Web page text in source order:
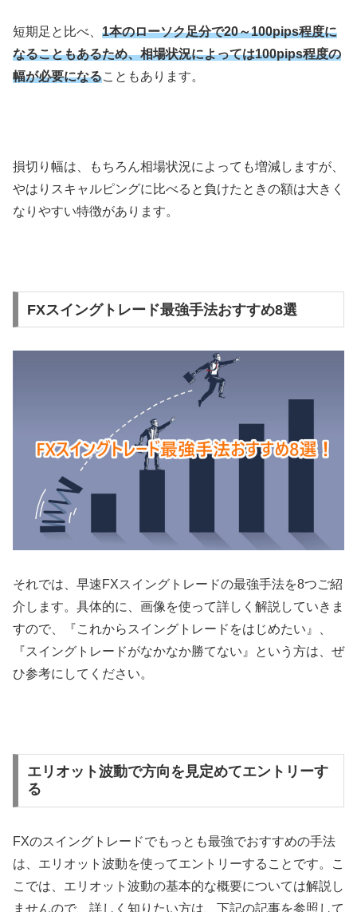
短期足と比べ、 1本のローソク足分で20～100pips程度に
なることもあるため、相場状況によっては100pips程度の
幅が必要になることもあります。
損切り幅は、もちろん相場状況によっても増減しますが、
やはりスキャルピングに比べると負けたときの額は大きく
なりやすい特徴があります。
FXスイングトレード最強手法おすすめ8選
それでは、早速FXスイングトレードの最強手法を8つご紹
介します。具体的に、画像を使って詳しく解説していきま
すので、『これからスイングトレードをはじめたい』、
『スイングトレードがなかなか勝てない』という方は、ぜ
ひ参考にしてください。
エリオット波動で方向を見定めてエントリーす
る
FXのスイングトレードでもっとも最強でおすすめの手法
は、エリオット波動を使ってエントリーすることです。こ
こでは、エリオット波動の基本的な概要については解説し
ませんので、詳しく知りたい方は、下記の記事を参照して